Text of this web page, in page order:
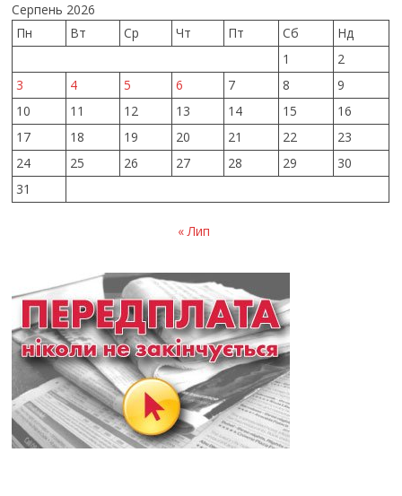
Серпень 2026
Пн
Вт Ср Чт Пт Сб
Нд
1
2
3
4 5 6 7 8
9
10
11 12 13 14 15
16
17
18 19 20 21 22
23
24
25 26 27 28 29
30
31
« Лип